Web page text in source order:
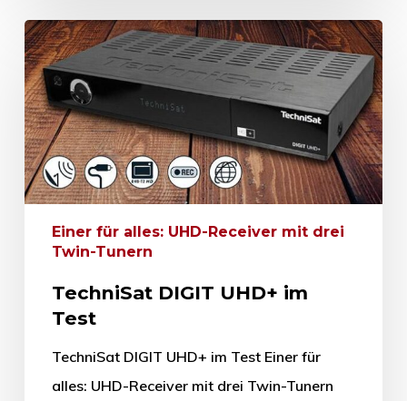
Einer für alles: UHD-Receiver mit drei
Twin-Tunern
TechniSat DIGIT UHD+ im
Test
TechniSat DIGIT UHD+ im Test Einer für
alles: UHD-Receiver mit drei Twin-Tunern